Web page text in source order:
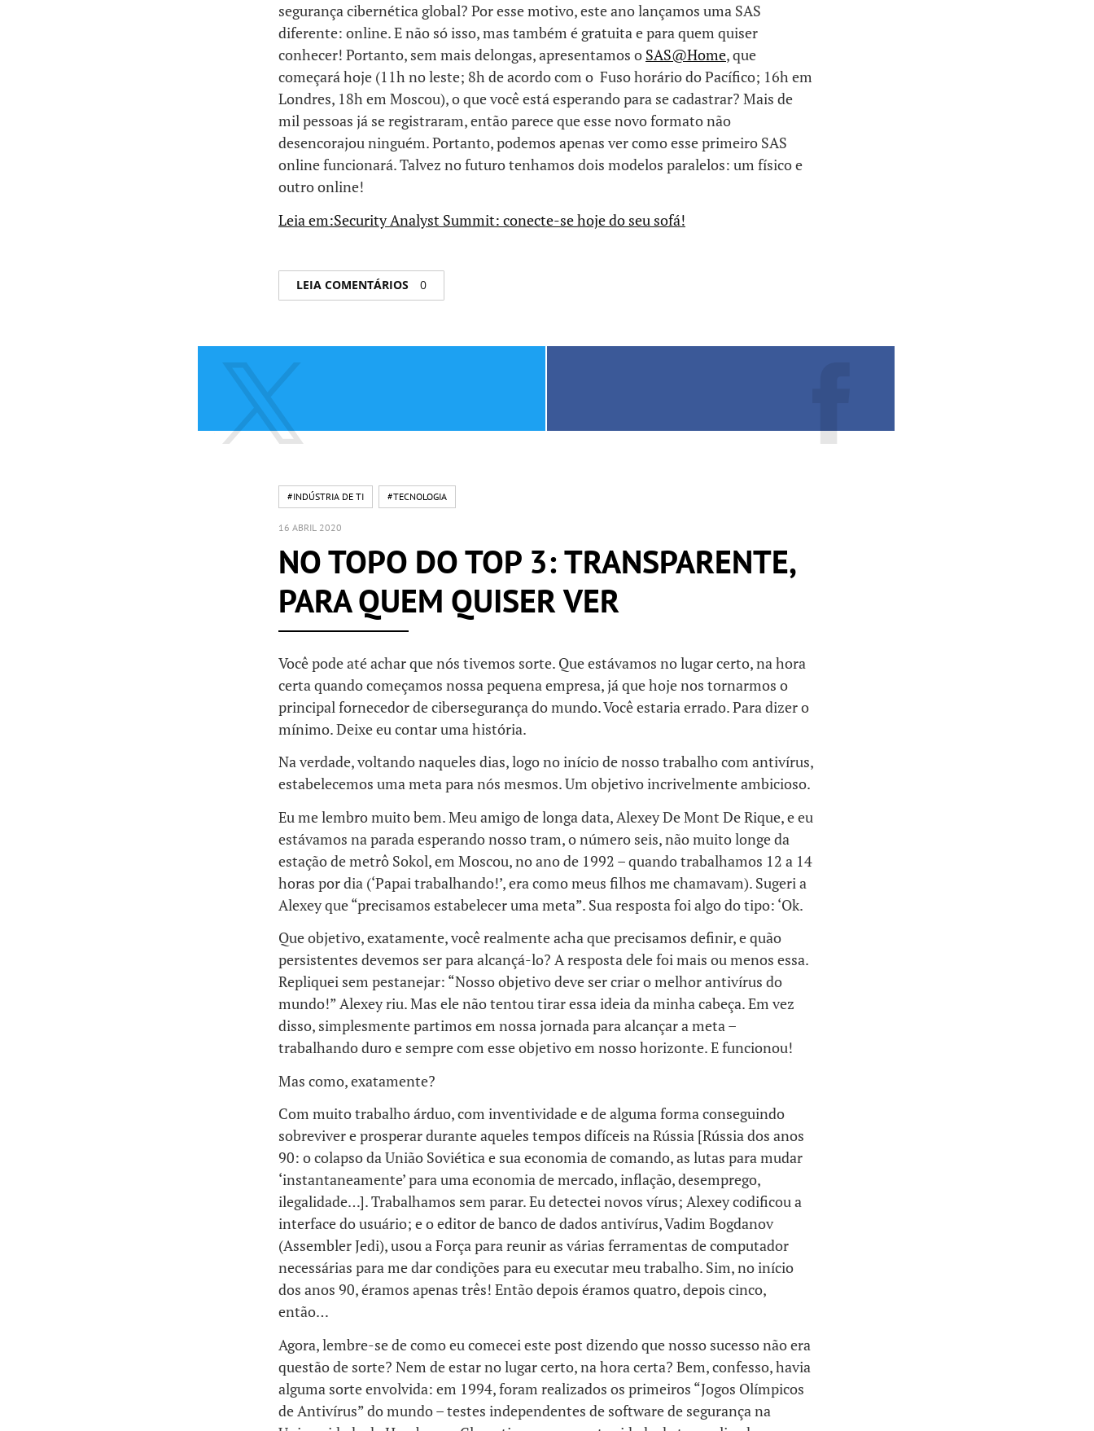
segurança cibernética global? Por esse motivo, este ano lançamos uma SAS
diferente: online. E não só isso, mas também é gratuita e para quem quiser
conhecer! Portanto, sem mais delongas, apresentamos o SAS@Home, que
começará hoje (11h no leste; 8h de acordo com o Fuso horário do Pacífico; 16h em
Londres, 18h em Moscou), o que você está esperando para se cadastrar? Mais de
mil pessoas já se registraram, então parece que esse novo formato não
desencorajou ninguém. Portanto, podemos apenas ver como esse primeiro SAS
online funcionará. Talvez no futuro tenhamos dois modelos paralelos: um físico e
outro online!
Leia em:Security Analyst Summit: conecte-se hoje do seu sofá!
LEIA COMENTÁRIOS 0
#INDÚSTRIA DE TI #TECNOLOGIA
16 ABRIL 2020
NO TOPO DO TOP 3: TRANSPARENTE,
PARA QUEM QUISER VER
Você pode até achar que nós tivemos sorte. Que estávamos no lugar certo, na hora
certa quando começamos nossa pequena empresa, já que hoje nos tornarmos o
principal fornecedor de cibersegurança do mundo. Você estaria errado. Para dizer o
mínimo. Deixe eu contar uma história.
Na verdade, voltando naqueles dias, logo no início de nosso trabalho com antivírus,
estabelecemos uma meta para nós mesmos. Um objetivo incrivelmente ambicioso.
Eu me lembro muito bem. Meu amigo de longa data, Alexey De Mont De Rique, e eu
estávamos na parada esperando nosso tram, o número seis, não muito longe da
estação de metrô Sokol, em Moscou, no ano de 1992 – quando trabalhamos 12 a 14
horas por dia (‘Papai trabalhando!’, era como meus filhos me chamavam). Sugeri a
Alexey que “precisamos estabelecer uma meta”. Sua resposta foi algo do tipo: ‘Ok.
Que objetivo, exatamente, você realmente acha que precisamos definir, e quão
persistentes devemos ser para alcançá-lo? A resposta dele foi mais ou menos essa.
Repliquei sem pestanejar: “Nosso objetivo deve ser criar o melhor antivírus do
mundo!” Alexey riu. Mas ele não tentou tirar essa ideia da minha cabeça. Em vez
disso, simplesmente partimos em nossa jornada para alcançar a meta –
trabalhando duro e sempre com esse objetivo em nosso horizonte. E funcionou!
Mas como, exatamente?
Com muito trabalho árduo, com inventividade e de alguma forma conseguindo
sobreviver e prosperar durante aqueles tempos difíceis na Rússia [Rússia dos anos
90: o colapso da União Soviética e sua economia de comando, as lutas para mudar
‘instantaneamente’ para uma economia de mercado, inflação, desemprego,
ilegalidade…]. Trabalhamos sem parar. Eu detectei novos vírus; Alexey codificou a
interface do usuário; e o editor de banco de dados antivírus, Vadim Bogdanov
(Assembler Jedi), usou a Força para reunir as várias ferramentas de computador
necessárias para me dar condições para eu executar meu trabalho. Sim, no início
dos anos 90, éramos apenas três! Então depois éramos quatro, depois cinco,
então…
Agora, lembre-se de como eu comecei este post dizendo que nosso sucesso não era
questão de sorte? Nem de estar no lugar certo, na hora certa? Bem, confesso, havia
alguma sorte envolvida: em 1994, foram realizados os primeiros “Jogos Olímpicos
de Antivírus” do mundo – testes independentes de software de segurança na